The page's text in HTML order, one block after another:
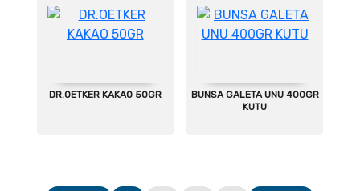
DR.OETKER KAKAO 50GR
BUNSA GALETA UNU 400GR
KUTU